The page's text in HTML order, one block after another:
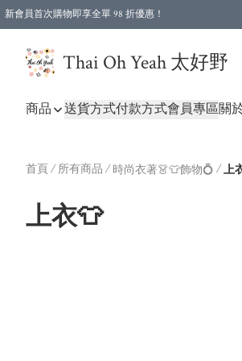
新會員首次購物即享全單 98 折優惠！
Thai Oh Yeah 太好野
商品 送貨方式付款方式會員專區關
首頁/ 所有商品 / 時尚衣著👗👕飾物💍 /上
上衣👕